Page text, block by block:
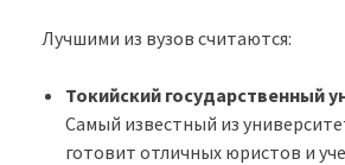
Лучшими из вузов считаются:
Токийский государственный
Самый известный из
готовит отличных юристов и